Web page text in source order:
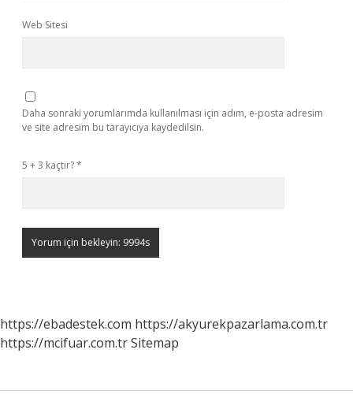
Web Sitesi
Daha sonraki yorumlarımda kullanılması için adım, e-posta adresim
ve site adresim bu tarayıcıya kaydedilsin.
5 + 3 kaçtır?*
https://ebadestek.com https://akyurekpazarlama.com.tr
https://mcifuar.com.trSitemap